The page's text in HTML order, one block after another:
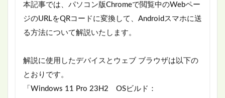
本記事では、パソコン版Chromeで閲覧中のWebペー
ジのURLをQRコードに変換して、Androidスマホに送
る方法について解説いたします。
解説に使用したデバイスとウェブ ブラウザは以下の
とおりです。
「Windows 11 Pro 23H2 OSビルド：